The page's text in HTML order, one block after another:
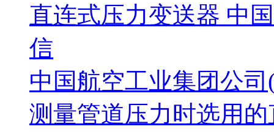
直连式压力变送器 中
信
中国航空工业集团公
测量管道压力时选用